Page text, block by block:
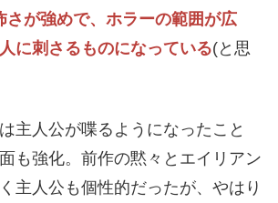
さが強めで、ホラーの範囲が広
に刺さるものになっている(と思
主人公が喋るようになったこと
も強化。前作の黙々とエイリアン
主人公も個性的だったが、やはり